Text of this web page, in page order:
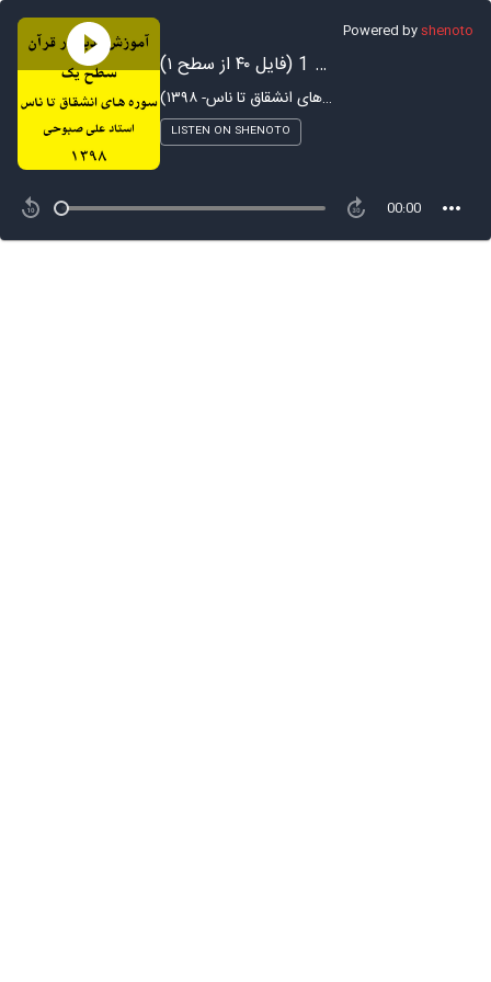
Powered byshenoto
آموزش تدبر در سوره بینه - بخش 1 (فایل ۴۰ از سطح ۱)
آموزش تدبر در قرآن - ترم ۱ (سوره های انشقاق تا ناس- ۱۳۹۸)
LISTEN ON SHENOTO
00:00